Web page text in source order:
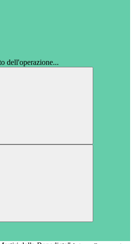
dell'operazione...